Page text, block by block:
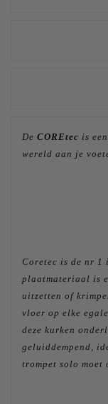
De COREtec is
wereld aan je
Coretec is de nr
plaatmateriaal is
uitzetten of
vloer op elke
deze kurken
geluiddempend,
trompet solo moet